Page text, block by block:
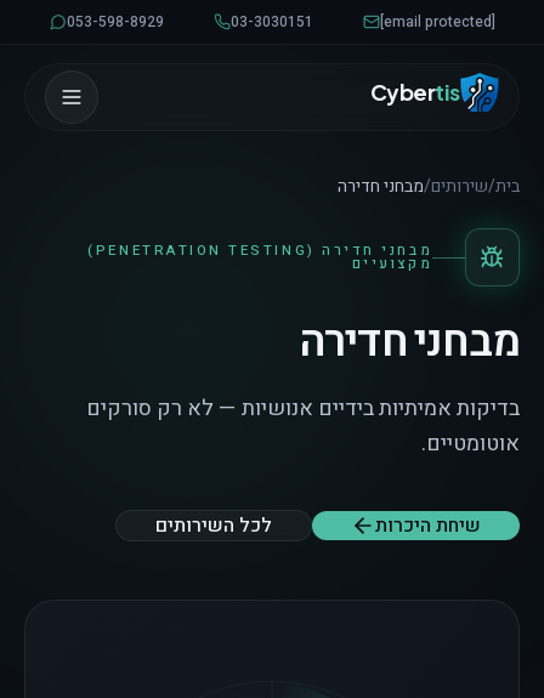
דלגו לתוכן[email protected]
03-3030151
053-598-8929
Cybertis
בית/שירותים/מבחני חדירה
מבחני חדירה (PENETRATION TESTING)
מקצועיים
מבחני חדירה
בדיקות אמיתיות בידיים אנושיות — לא רק סורקים
אוטומטיים.
שיחת היכרות לכל השירותים